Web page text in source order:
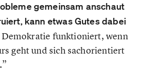
gemeinsam anschaut
kann etwas Gutes dabei
Demokratie funktioniert, wenn
geht und sich sachorientiert